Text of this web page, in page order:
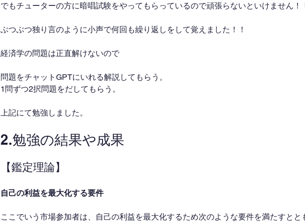
でもチューターの方に暗唱試験をやってもらっているので頑張らないといけません！
ぶつぶつ独り言のように小声で何回も繰り返しをして覚えました！！
経済学の問題は正直解けないので
問題をチャットGPTにいれる解説してもらう。
1問ずつ2択問題をだしてもらう。
上記にて勉強しました。
2.勉強の結果や成果
【鑑定理論】
自己の利益を最大化する要件
ここでいう市場参加者は、自己の利益を最大化するため次のような要件を満たすとと